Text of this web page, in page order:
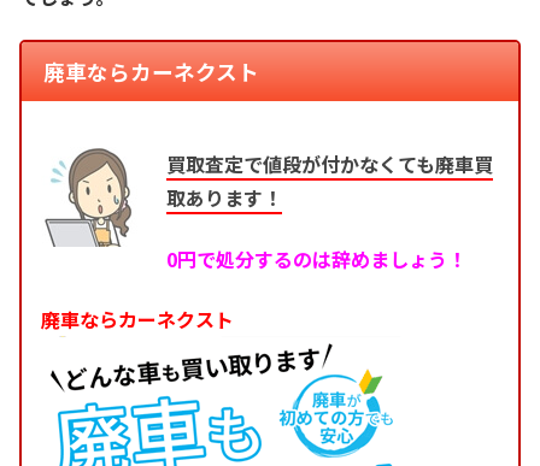
廃車ならカーネクスト
買取査定で値段が付かなくても廃車買
取あります！
0円で処分するのは辞めましょう！
廃車ならカーネクスト